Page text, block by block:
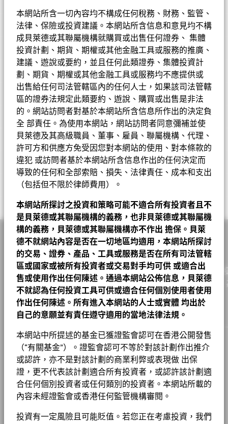
本網站所含一切內容均不構成任何稅務、財務、監管、
法律、保險或投資建議。本網站所含信息和意見均不構
成貝萊德或其聯屬機構就購買或出售任何證券、 集體
投資計劃、期貨、期權或其他金融工具或服務的推廣、
建議、遊說或要約，並且任何此類證券、集體投資計
劃、期貨、期權或其他金融工具或服務均不應提供或
出售給任何司法管轄區內的任何人士，如果該司法管轄
區的證券法規定此類要約、遊說、購買或出售是非法
的。網站訪問者對基於本網站所含信息所作出的決定負
全 部責任。為使用本網站，網站訪問者同意彌補並使
貝萊德及其高級職員、董事、雇員、聯屬機構、代理、
許可方和供應方免受因您對本網站的使用、對本條款的
違犯 或訪問者基於本網站所含信息作出的任何決定而
導致的任何和全部索賠、損失、法律責任、成本和支出
（包括但不限於律師費用）。
本網站所探討之投資和策略可能不適合所有投資者且不
是貝萊德或其聯屬機構的義務，也非貝萊德或其聯屬機
構的義務，貝萊德或其聯屬機構亦不作出 擔保。貝萊
德不就網站內容是否在一切地區均適用，本網站所探討
的交易、證券、產品、工具或服務是否在所有司法管轄
區或國家或被所有投資者或交易對手均可供 或適合出
售或使用作出任何陳述。通過本網站公佈信息，貝萊德
不就認為任何投資工具可供或適合任何個別使用者使用
作出任何陳述。所有進入本網站的人士或實體 均出於
自己的意願並有責任遵守適用的當地法律法規。
本網站中所提述的基金已獲證監會認可在香港公開發售
（“有關基金”）。證監會認可不等於對該計劃作出推介
或認許，亦不是對該計劃的商業利弊或表現做 出保
證，更不代表該計劃適合所有投資者，或認許該計劃適
合任何個別投資者或任何類別的投資者。本網站所載的
內容未經證監會或香港任何監管機構審閱。
投資有一定風險且可能貶值。若您正在考慮投資，我們
風險效應（亦稱為溢出）。該基金的管理公司將確保適當的程序得
以進行，以至對其他股份類別的風險效應減至最低。您只需直接在
基金名稱下方使用下拉式方框，即可查閱這基金內全部股份類別—
貨幣對沖股份類別會於股份類別的名稱中顯示「對沖」的字眼。此
外，如欲索取所有貨幣對沖股份類別的完整列表，應向基金管理公
司提出。
圖表
查看圖表
表現
Chart
Bar chart with 2 data series.
The chart has 1 X axis displaying categories.
The chart has 1 Y axis displaying Values. Range: -40 to 60.
Values
年度回報(%) 參考指標 1
2016201720182019202020212022202320242025
-40
-20
0
20
40
60
在此期間內的業績表現是在不再適用的情況下達致的。
2016 2017 2018 2019 2020 2021
2022
年度
回報
(%)
USD
3.83 35.06 -21.37 15.15 44.72 -16.01 -32.27
基金總值
截至 2026年8月7日
美元 987,366,771
基金成立日期
2008年6月24日
基準貨幣
USD
參考指標 1
MSCI中國10/40 淨回報指數
首次認購費
0.00%
ISIN
LU0359203402
表現費
0.00%
最低其後投資額
USD 1000
註冊地點
管理公司
BlackRock (Luxembourg) S.A.
交易結算日
交易日 + 3 日
彭博代號
BLKCHC2
香港證監會認可ESG基金
否
股份成立日期
2008年6月24日
貨幣(本地)
USD
資產類別
管理費
1.50%
管理費 (部分基金/股份類別包括
分銷費)
2.75%
最低首次投資額
基本因素及風險
持倉數目
截至 2026年6月30日
3年貝他係數
截至 2026年7月31日
0.838
市賬率
截至 2026年6月30日
2.14
三年標準差
截至 2026年7月31日
21.00%
市盈率
截至 2026年6月30日
19.12
持股
截至 2026年6月30日
成分股名稱 比重(%)
TENCENT HOLDINGS LTD
9.18
CHINA CONSTRUCTION BANK CORP
8.42
CONTEMPORARY AMPEREX TECHNOLOGY CO LTD
5.68
NETEASE INC
BAIDU INC
3.49
BYD CO LTD
3.14
HWATSING TECHNOLOGY CO LTD
2.83
ZHONGJI INNOLIGHT CO LTD
2.78
HONGFA TECHNOLOGY CO LTD
2.76
ALIBABA GROUP HOLDING LTD
2.69
基金以主動方式管理，而其成分將會變動。所示持倉僅供說明用
途，不應視作買賣有關證券的建議。基金細節、持倉和特色均截至
所示日期並可予更改。
投資或會更改
投資分佈
截至 2026年6月30日
比重（%）
投資分佈 基金 基準
Net
資訊科技
28.84
工業
18.31 6.61
11.70
通訊
16.24 14.33
1.91
金融
13.81 20.86
-7.05
非必需消費品
9.31 22.06
-12.75
現金
4.92 0.00
4.92
原材料
2.90 5.67
-2.77
醫療保健
2.68 5.43
基本消費品
1.89 3.05
-1.16
房地產
1.11 1.61 -0.51
顯示全部
負比重可能是因特定情況（包括基金購入證券的交易和結算日時
工具（包括衍生工具）所致。投資分佈或會更改。 由於四捨五
價格及交易所
股份類別 貨幣 淨值 變動 變動(%)
資產淨值截至
A10
USD 11.34 0.05 0.44
2026年8月7日
A2
HKD 21.04 0.09 0.43
2026年8月7日
A2
USD 20.52 0.09 0.44
2026年8月7日
A2 對沖股份
AUD 14.71 0.06 0.41
2026年8月7日
A2 對沖股份
EUR 14.56 0.06 0.41
2026年8月7日
A2 對沖股份
SGD 16.08 0.07 0.44
2026年8月7日
A2 對沖股份
CNH 122.90 0.51 0.42
2026年8月7日
A4 對沖股份
GBP 15.79 0.07 0.45
2026年8月7日
C2
USD 16.32 0.07 0.43 2026年8月7日
1 至 10 全部: 16 Previous
1
除特別註明外，所有資料截至月底。
基金經理
Lucy Liu (INV)
可持續發展特徵
可持續發展特徵可為投資者提供傳統以外的指標，連同其他指標及
資訊，投資者可以用來評估基金在環境、社會、管治(ESG)方面的
特徵。 可持續發展特徵並非目前或未來表現的指引，亦不反映基
金的潛在風險及回報程度。 資訊僅用於提高透明度和僅供參考。
投資者在評估基金時不應單獨或孤立地考慮可持續發展特徵，而是
應看作為其中一項參考資訊。
這些指標並不反映基金如何或會否納入ESG因素。除非在基金文件
中另有註明並包含在基金的投資目標中，否則這些指標不會改變基
金的投資目標或限制基金的可投資領域，亦不代表基金會採用以
ESG或Impact為主的投資策略或排除性篩選。請參閱基金章程以
了解更多關於基金的投資策略。
欲查看MSCI對可持續發展特徵的評估方法，請使用以下連結
MSCI ESG 基金評級 (AAA-CCC)
截至 2026年7月17日
MSCI ESG 品質得分 (0-10)
截至 2026年7月17日
6.88
基金 Lipper 全球分類
截至 2026年7月17日
Equity China
業務參與
露在其中的具體活動。
業務參與指標並不代表基金投資目標的，除非基金文件另有說明且
包括在基金投資目標，否則不會改變基金投資目標或限制基金的可
投資領域，也不代表基金將採用 ESG 或影響導向的投資策略或排
除篩選。有關基金投資策略的更多資訊，請參閱基金章程。
要查看業務參與指標背後的 MSCI 方法，可透過以下連結。
MSCI－爭議性武器
截至 -
MSCI－核武器
截至 -
MSCI－民用槍械
截至 -
MSCI－煙草
截至 -
MSCI－聯合國全球契約違反者
ESG 整合
ESG 整合
貝萊德在其投資過程中考量許多投資風險。出於為我們的客戶尋求
風險調整後的最佳回報，我們管理可能影響投資組合的重大風險和
機會，包括財務上重大的環境、社會和/或治理（ESG）數據或資
料（如有）。請參閱我們的 《貝萊德ESG整合聲明》，以了解有關
此方法的更多資料，並參閱基金文件，以了解這些重大風險如何在
本産品中被考慮（如適用）。
相關文件
貝萊德中國基金 C2 美元 基金
基金章程
貝萊德全球基金 – 基⾦產品資料概要
貝萊德中國基金產品資料概要
BGF股息組成資料 (每月)
作為一家全球投資管理公司及客戶的信託人，貝萊德致力為
實現財務幸福。自1999年以來，我們憑藉領先的金融科技，
戶提供理想的解決方案以協助他們達成其重要投資目標。
集團
工作機會
新聞中心